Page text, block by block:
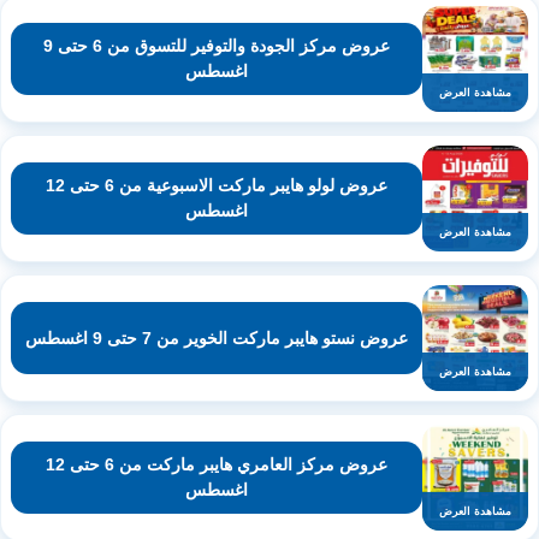
مشاهدة العرض
عروض مركز الجودة والتوفير للتسوق من 6 حتى 9
اغسطس
مشاهدة العرض
عروض لولو هايبر ماركت الاسبوعية من 6 حتى 12
اغسطس
مشاهدة العرض
عروض نستو هايبر ماركت الخوير من 7 حتى 9 اغسطس
مشاهدة العرض
عروض مركز العامري هايبر ماركت من 6 حتى 12
اغسطس